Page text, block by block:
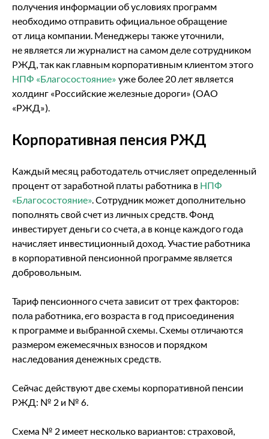
получения информации об условиях программ
необходимо отправить официальное обращение
от лица компании. Менеджеры также уточнили,
не является ли журналист на самом деле сотрудником
РЖД, так как главным корпоративным клиентом этого
НПФ «Благосостояние» уже более 20 лет является
холдинг «Российские железные дороги» (ОАО
«РЖД»).
Корпоративная пенсия РЖД
Каждый месяц работодатель отчисляет определенный
процент от заработной платы работника в НПФ
«Благосостояние». Сотрудник может дополнительно
пополнять свой счет из личных средств. Фонд
инвестирует деньги со счета, а в конце каждого года
начисляет инвестиционный доход. Участие работника
в корпоративной пенсионной программе является
добровольным.
Тариф пенсионного счета зависит от трех факторов:
пола работника, его возраста в год присоединения
к программе и выбранной схемы. Схемы отличаются
размером ежемесячных взносов и порядком
наследования денежных средств.
Сейчас действуют две схемы корпоративной пенсии
РЖД: № 2 и № 6.
Схема № 2 имеет несколько вариантов: страховой,